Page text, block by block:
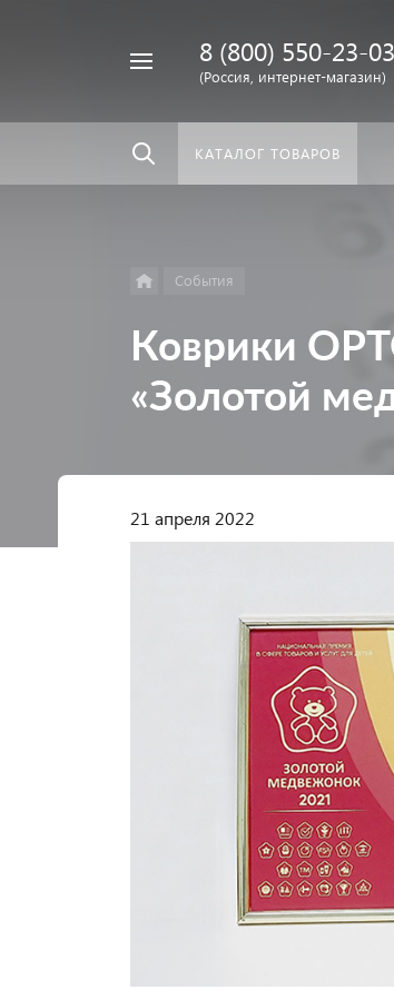
8 (800) 550-23-03
(Россия, интернет-магазин)
КАТАЛОГ ТОВАРОВ
События
Коврики
«Золотой
21 апреля 2022